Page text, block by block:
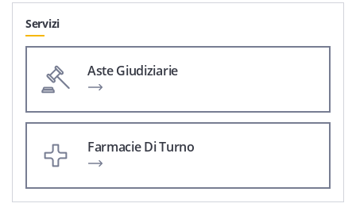
Servizi
Aste Giudiziarie
Farmacie Di Turno